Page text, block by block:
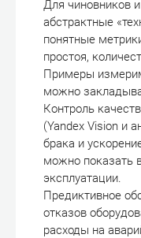
Для чиновников
абстрактные
понятные
простоя,
Примеры
можно
Контроль
(Yandex Vision и
брака и
можно показать
эксплуатации.
Предиктивное
отказов
расходы на